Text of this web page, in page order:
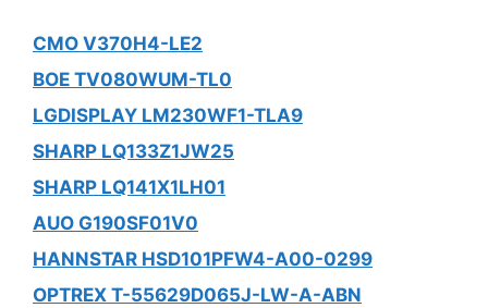
CMO V370H4-LE2
BOE TV080WUM-TL0
LGDISPLAY LM230WF1-TLA9
SHARP LQ133Z1JW25
SHARP LQ141X1LH01
AUO G190SF01V0
HANNSTAR HSD101PFW4-A00-0299
OPTREX T-55629D065J-LW-A-ABN